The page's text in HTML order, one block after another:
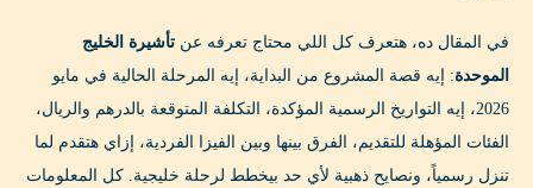
إزاي هتقدم على تأشيرة الخليج الموحدة (لما تطلق)؟ 📝
الخطوة 1: زيارة البوابة الرسمية
في المقال ده، هتعرف كل اللي محتاج تعرفه عن تأشيرة الخليج
الموحدة: إيه قصة المشروع من البداية، إيه المرحلة الحالية في مايو
2026، إيه التواريخ الرسمية المؤكدة، التكلفة المتوقعة بالدرهم والريال،
الفئات المؤهلة للتقديم، الفرق بينها وبين الفيزا الفردية، إزاي هتقدم لما
تنزل رسمياً، ونصايح ذهبية لأي حد بيخطط لرحلة خليجية. كل المعلومات